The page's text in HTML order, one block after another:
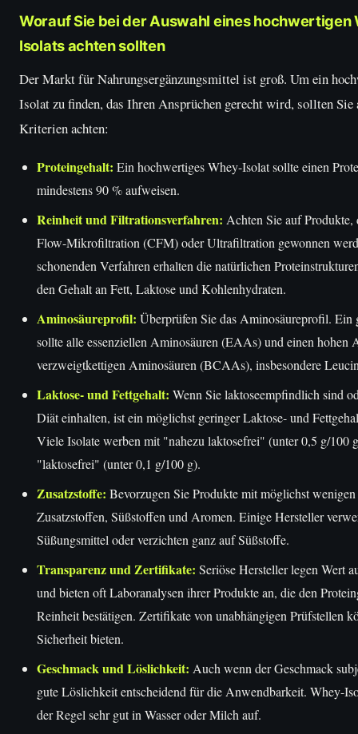
Worauf Sie bei der Auswahl eines hochwertigen
Isolats achten sollten
Der Markt für Nahrungsergänzungsmittel ist groß. Um ein
Isolat zu finden, das Ihren Ansprüchen gerecht wird, sollten Sie
Kriterien achten:
Proteingehalt: Ein hochwertiges Whey-Isolat sollte einen
mindestens 90 % aufweisen.
Reinheit und Filtrationsverfahren: Achten Sie auf Produkte,
Flow-Mikrofiltration (CFM) oder Ultrafiltration gewonnen
schonenden Verfahren erhalten die natürlichen
den Gehalt an Fett, Laktose und Kohlenhydraten.
Aminosäureprofil: Überprüfen Sie das Aminosäureprofil. Ein
sollte alle essenziellen Aminosäuren (EAAs) und einen hohen
verzweigtkettigen Aminosäuren (BCAAs), insbesondere
Laktose- und Fettgehalt: Wenn Sie laktoseempfindlich sind
Diät einhalten, ist ein möglichst geringer Laktose- und
Viele Isolate werben mit "nahezu laktosefrei" (unter 0,5 g/100
"laktosefrei" (unter 0,1 g/100 g).
Zusatzstoffe: Bevorzugen Sie Produkte mit möglichst
Zusatzstoffen, Süßstoffen und Aromen. Einige Hersteller
Süßungsmittel oder verzichten ganz auf Süßstoffe.
Transparenz und Zertifikate: Seriöse Hersteller legen Wert
und bieten oft Laboranalysen ihrer Produkte an, die den
Reinheit bestätigen. Zertifikate von unabhängigen Prüfstellen
Sicherheit bieten.
Geschmack und Löslichkeit: Auch wenn der Geschmack
gute Löslichkeit entscheidend für die Anwendbarkeit. Whey-
der Regel sehr gut in Wasser oder Milch auf.